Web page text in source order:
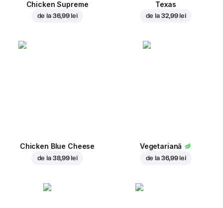
Chicken Supreme
de la 36,99 lei
Texas
de la 32,99 lei
Chicken Blue Cheese
de la 38,99 lei
Vegetariană
de la 36,99 lei